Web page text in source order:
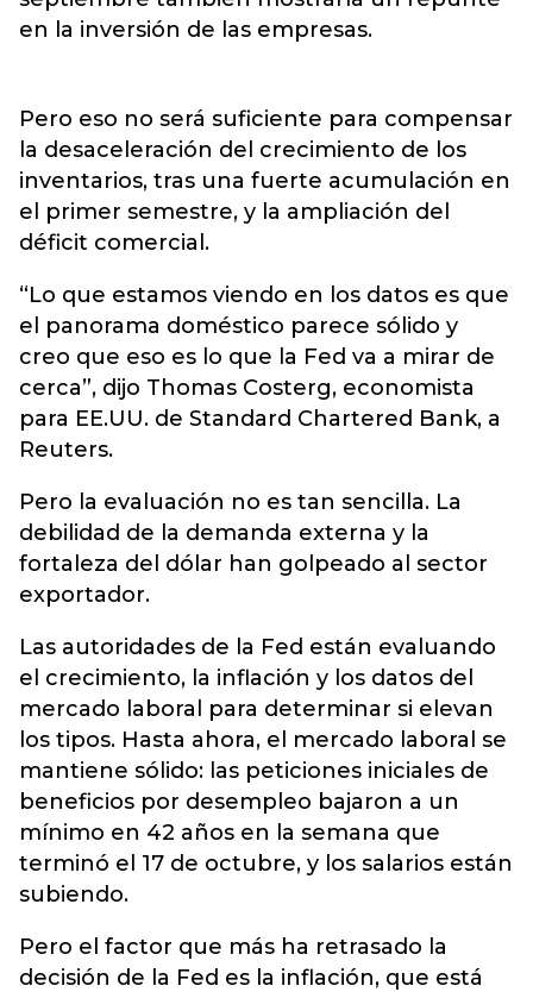
en la inversión de las empresas.
Pero eso no será suficiente para compensar
la desaceleración del crecimiento de los
inventarios, tras una fuerte acumulación en
el primer semestre, y la ampliación del
déficit comercial.
“Lo que estamos viendo en los datos es que
el panorama doméstico parece sólido y
creo que eso es lo que la Fed va a mirar de
cerca”, dijo Thomas Costerg, economista
para EE.UU. de Standard Chartered Bank, a
Reuters.
Pero la evaluación no es tan sencilla. La
debilidad de la demanda externa y la
fortaleza del dólar han golpeado al sector
exportador.
Las autoridades de la Fed están evaluando
el crecimiento, la inflación y los datos del
mercado laboral para determinar si elevan
los tipos. Hasta ahora, el mercado laboral se
mantiene sólido: las peticiones iniciales de
beneficios por desempleo bajaron a un
mínimo en 42 años en la semana que
terminó el 17 de octubre, y los salarios están
subiendo.
Pero el factor que más ha retrasado la
decisión de la Fed es la inflación, que está